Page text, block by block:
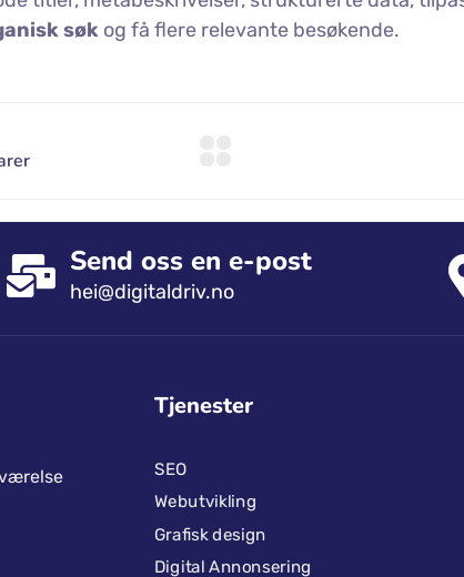
søk og få flere relevante besøkende.
Send oss ​​en e-post
hei@digitaldriv.no
Tjenester
SEO
Webutvikling
Grafisk design
Digital Annonsering